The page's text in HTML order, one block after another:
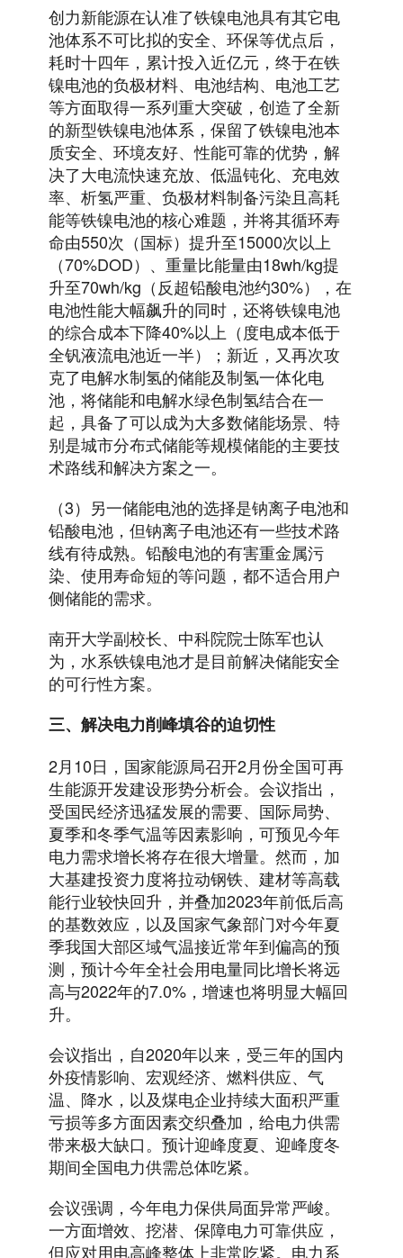
创力新能源在认准了铁镍电池具有其它电
池体系不可比拟的安全、环保等优点后，
耗时十四年，累计投入近亿元，终于在铁
镍电池的负极材料、电池结构、电池工艺
等方面取得一系列重大突破，创造了全新
的新型铁镍电池体系，保留了铁镍电池本
质安全、环境友好、性能可靠的优势，解
决了大电流快速充放、低温钝化、充电效
率、析氢严重、负极材料制备污染且高耗
能等铁镍电池的核心难题，并将其循环寿
命由550次（国标）提升至15000次以上
（70%DOD）、重量比能量由18wh/kg提
升至70wh/kg（反超铅酸电池约30%），在
电池性能大幅飙升的同时，还将铁镍电池
的综合成本下降40%以上（度电成本低于
全钒液流电池近一半）；新近，又再次攻
克了电解水制氢的储能及制氢一体化电
池，将储能和电解水绿色制氢结合在一
起，具备了可以成为大多数储能场景、特
别是城市分布式储能等规模储能的主要技
术路线和解决方案之一。
（3）另一储能电池的选择是钠离子电池和
铅酸电池，但钠离子电池还有一些技术路
线有待成熟。铅酸电池的有害重金属污
染、使用寿命短的等问题，都不适合用户
侧储能的需求。
南开大学副校长、中科院院士陈军也认
为，水系铁镍电池才是目前解决储能安全
的可行性方案。
三、解决电力削峰填谷的迫切性
2月10日，国家能源局召开2月份全国可再
生能源开发建设形势分析会。会议指出，
受国民经济迅猛发展的需要、国际局势、
夏季和冬季气温等因素影响，可预见今年
电力需求增长将存在很大增量。然而，加
大基建投资力度将拉动钢铁、建材等高载
能行业较快回升，并叠加2023年前低后高
的基数效应，以及国家气象部门对今年夏
季我国大部区域气温接近常年到偏高的预
测，预计今年全社会用电量同比增长将远
高与2022年的7.0%，增速也将明显大幅回
升。
会议指出，自2020年以来，受三年的国内
外疫情影响、宏观经济、燃料供应、气
温、降水，以及煤电企业持续大面积严重
亏损等多方面因素交织叠加，给电力供需
带来极大缺口。预计迎峰度夏、迎峰度冬
期间全国电力供需总体吃紧。
会议强调，今年电力保供局面异常严峻。
一方面增效、挖潜、保障电力可靠供应，
但应对用电高峰整体上非常吃紧。电力系